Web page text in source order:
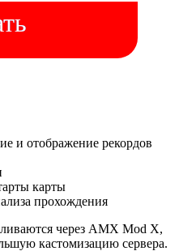
и отображение рекордов
карты
прохождения
через AMX Mod X,
кастомизацию сервера.